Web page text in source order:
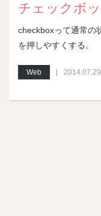
チェックボ
checkboxって通常の
を押しやすくする。
Web 2014.07.29